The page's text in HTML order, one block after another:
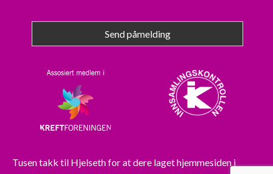
Send påmelding
Tusen takk til Hjelsethfor at dere laget hjemmesiden i